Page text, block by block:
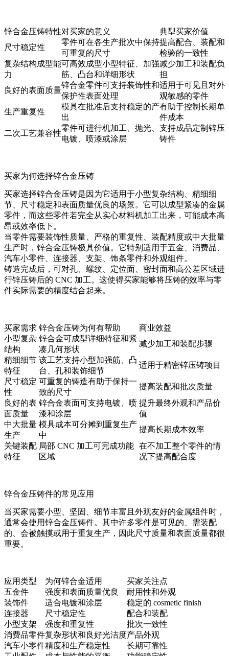
锌合金压铸特性对买家的意义
典型买家价值
尺寸稳定性
零件可在各生产批次中保持
可重复的尺寸
提高配合、装配和
检验的一致性
复杂结构成型能
力
可高效成型小型特征、加强
筋、凸台和详细形状
减少加工和装配负
担
良好的表面质量
锌合金零件可支持装饰性和
保护性表面处理
适用于可见且对外
观敏感的零件
生产重复性
模具在批准后支持稳定的产
出
有助于控制长期单
件成本
二次工艺兼容性
零件可进行机加工、抛光、
电镀、喷漆或涂层
支持成品定制锌压
铸件
买家为何选择锌合金压铸
买家选择锌合金压铸是因为它适用于小型复杂结构、精细细
节、尺寸稳定和表面质量优良的场景。它可以成型紧凑的金属
零件，而这些零件若完全从实心材料机加工出来，可能成本高
昂或效率低下。
当零件需要装饰性质量、严格的重复性、装配精度或中大批量
生产时，锌合金压铸极具价值。它特别适用于五金、消费品、
汽车小零件、连接器、支架、饰条零件和外观组件。
铸造完成后，可对孔、螺纹、定位面、密封面和高公差区域进
行锌压铸后的 CNC 加工。这使得买家能够将压铸的效率与零
件实际需要的精度结合起来。
买家需求 锌合金压铸为何有帮助
商业效益
小型复杂
结构
锌合金可成型详细特征和紧
凑几何形状
减少加工和装配步骤
精细细节
特征
该工艺支持小型加强筋、凸
台、孔和装饰细节
适用于精密锌压铸项目
尺寸稳定
性
可重复的铸造有助于保持一
致的尺寸
提高装配和批次质量
良好的表
面质量
锌合金表面可支持电镀、喷
漆和涂层
提升最终外观和产品价
值
中大批量
生产
模具成本可分摊到重复生产
中
提高长期成本效率
关键装配
特征
局部 CNC 加工可完成功能
区域
在不加工整个零件的情
况下提高配合度
锌合金压铸件的常见应用
当买家需要小型、坚固、细节丰富且外观友好的金属组件时，
通常会使用锌合金压铸件。其中许多零件是可见的、需装配
的、会被触摸或用于重复生产，因此尺寸质量和表面质量都很
重要。
应用类型 为何锌合金适用
买家关注点
五金件
强度和表面质量优良
耐用性和外观
装饰件
适合电镀和涂层
稳定的 cosmetic finish
连接器
尺寸稳定性
配合和装配
小型支架
强度和重复性
批次一致性
消费品零件复杂形状和良好光洁度产品外观
汽车小零件精度和生产稳定性
长期可靠性